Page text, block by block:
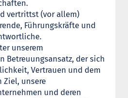
vertrittst (vor allem)
Führungskräfte und
unserem
Betreuungsansatz, der sich
Vertrauen und dem
Ziel, unsere
und deren